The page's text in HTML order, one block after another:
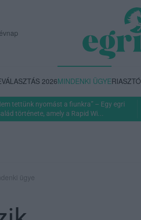
VÁLASZTÁS 2026MINDENKI ÜGYERIASZTÓ
tettünk nyomást a fiunkra” – Egy egri
története, amely a Rapid Wi...
ügye